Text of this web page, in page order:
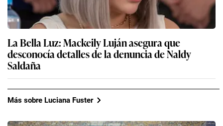
La Bella Luz: Mackeily Luján asegura que
desconocía detalles de la denuncia de Naldy
Saldaña
Más sobre Luciana Fuster